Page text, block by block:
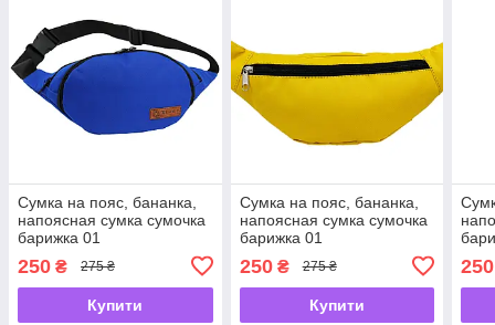
Сумка на пояс, бананка,
напоясная сумка сумочка
барижка 01
250 ₴ 275 ₴
Купити
Сумка на пояс, бананка,
напоясная сумка сумочка
барижка 01
250₴ 275 ₴
Купити
250